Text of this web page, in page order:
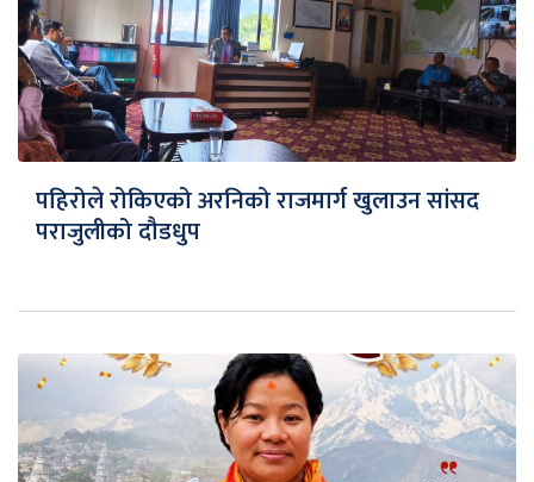
पहिरोले रोकिएको अरनिको राजमार्ग खुलाउन सांसद
पराजुलीको दौडधुप